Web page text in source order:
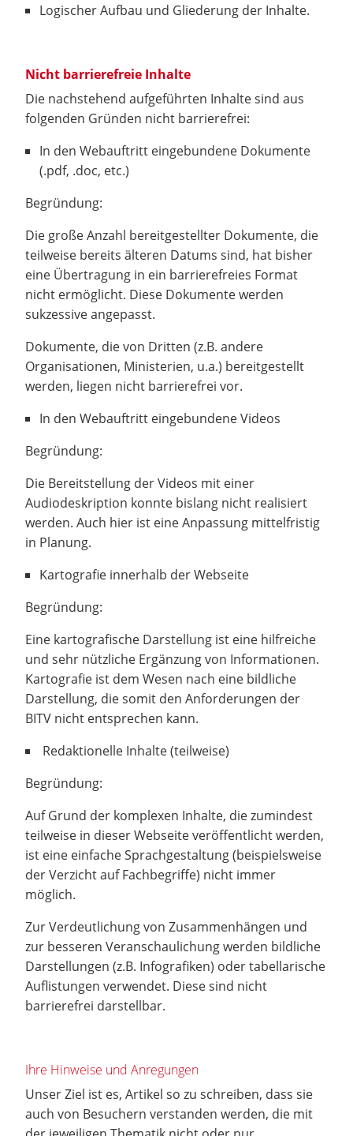
Logischer Aufbau und Gliederung der Inhalte.
Nicht barrierefreie Inhalte
Die nachstehend aufgeführten Inhalte sind aus
folgenden Gründen nicht barrierefrei:
In den Webauftritt eingebundene Dokumente
(.pdf, .doc, etc.)
Begründung:
Die große Anzahl bereitgestellter Dokumente, die
teilweise bereits älteren Datums sind, hat bisher
eine Übertragung in ein barrierefreies Format
nicht ermöglicht. Diese Dokumente werden
sukzessive angepasst.
Dokumente, die von Dritten (z.B. andere
Organisationen, Ministerien, u.a.) bereitgestellt
werden, liegen nicht barrierefrei vor.
In den Webauftritt eingebundene Videos
Begründung:
Die Bereitstellung der Videos mit einer
Audiodeskription konnte bislang nicht realisiert
werden. Auch hier ist eine Anpassung mittelfristig
in Planung.
Kartografie innerhalb der Webseite
Begründung:
Eine kartografische Darstellung ist eine hilfreiche
und sehr nützliche Ergänzung von Informationen.
Kartografie ist dem Wesen nach eine bildliche
Darstellung, die somit den Anforderungen der
BITV nicht entsprechen kann.
Redaktionelle Inhalte (teilweise)
Begründung:
Auf Grund der komplexen Inhalte, die zumindest
teilweise in dieser Webseite veröffentlicht werden,
ist eine einfache Sprachgestaltung (beispielsweise
der Verzicht auf Fachbegriffe) nicht immer
möglich.
Zur Verdeutlichung von Zusammenhängen und
zur besseren Veranschaulichung werden bildliche
Darstellungen (z.B. Infografiken) oder tabellarische
Auflistungen verwendet. Diese sind nicht
barrierefrei darstellbar.
Ihre Hinweise und Anregungen
Unser Ziel ist es, Artikel so zu schreiben, dass sie
auch von Besuchern verstanden werden, die mit